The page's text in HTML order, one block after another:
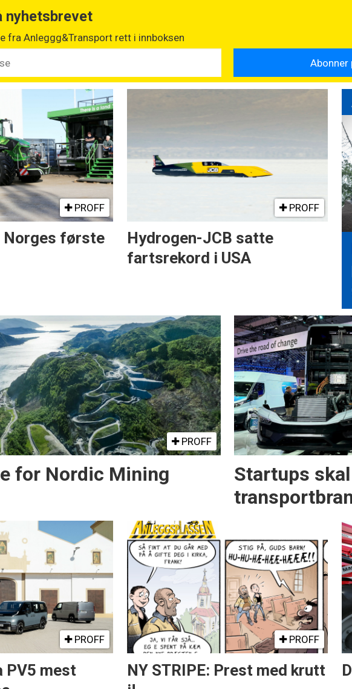
nyhetsbrevet
fra Anleggg&Transport rett i innboksen
PROFF
Norges første
PROFF
Hydrogen-JCB satte
fartsrekord i USA
PROFF
for Nordic Mining
Startups
PROFF
PV5 mest
PROFF
NY STRIPE: Prest med krutt